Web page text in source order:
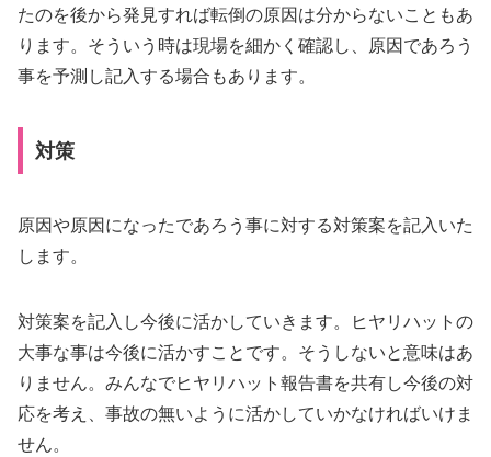
たのを後から発見すれば転倒の原因は分からないこともあ
ります。そういう時は現場を細かく確認し、原因であろう
事を予測し記入する場合もあります。
対策
原因や原因になったであろう事に対する対策案を記入いた
します。
対策案を記入し今後に活かしていきます。ヒヤリハットの
大事な事は今後に活かすことです。そうしないと意味はあ
りません。みんなでヒヤリハット報告書を共有し今後の対
応を考え、事故の無いように活かしていかなければいけま
せん。